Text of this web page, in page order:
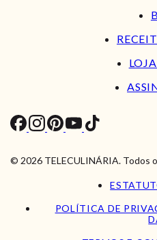
© 2026 TELECULINÁRIA. Todos
POLÍTICA DE